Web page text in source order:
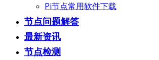
Pi节点常用软件下载
节点问题解答
最新资讯
节点检测